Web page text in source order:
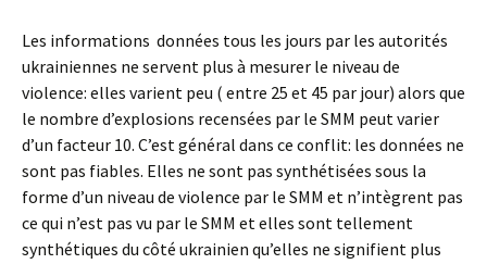
Les informations données tous les jours par les autorités
ukrainiennes ne servent plus à mesurer le niveau de
violence: elles varient peu ( entre 25 et 45 par jour) alors que
le nombre d’explosions recensées par le SMM peut varier
d’un facteur 10. C’est général dans ce conflit: les données ne
sont pas fiables. Elles ne sont pas synthétisées sous la
forme d’un niveau de violence par le SMM et n’intègrent pas
ce qui n’est pas vu par le SMM et elles sont tellement
synthétiques du côté ukrainien qu’elles ne signifient plus